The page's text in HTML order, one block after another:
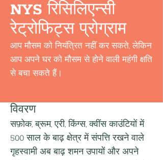
NYS रिसिलिएन्सी
रेट्रोफिट्स प्रोग्राम
आप मौसम को नियंत्रित नहीं कर सकते, लेकिन
आप अपने घर को मौसम से होने वाली महंगी क्षति
से बचा सकते हैं।
विवरण
सफ़ोक, ब्रूम, एरी, किंग्स, क्वींस काउंटियों में
500 साल के बाढ़ क्षेत्र में संपत्ति रखने वाले
गृहस्वामी अब बाढ़ शमन उपायों और अपने